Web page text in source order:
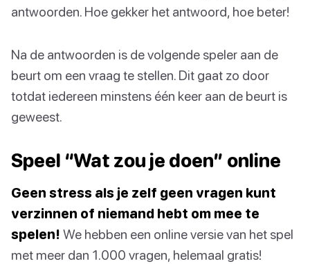
antwoorden. Hoe gekker het antwoord, hoe beter!
Na de antwoorden is de volgende speler aan de
beurt om een vraag te stellen. Dit gaat zo door
totdat iedereen minstens één keer aan de beurt is
geweest.
Speel “Wat zou je doen” online
Geen stress als je zelf geen vragen kunt
verzinnen of niemand hebt om mee te
spelen! We hebben een online versie van het spel
met meer dan 1.000 vragen, helemaal gratis!